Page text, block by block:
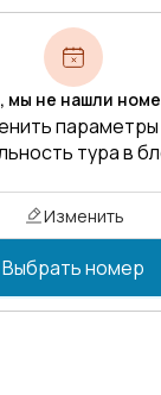
не нашли
параметры
тура в
Изменить
Выбрать номер